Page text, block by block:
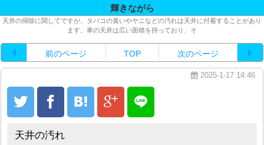
輝きながら
天井の掃除に関してですが、タバコの臭いやヤニなどの汚れは天井に付着することがあり
ます。車の天井は広い面積を持っており、そ
前のページ TOP 次のページ
2025-1-17 14:46
天井の汚れ